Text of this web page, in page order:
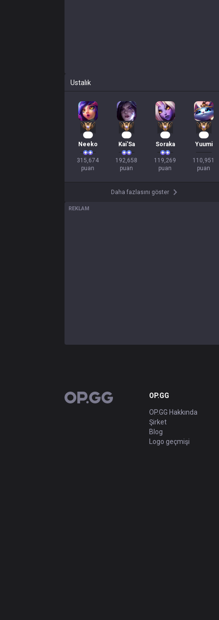
Ustalık
Neeko
315,674
puan
Kai'Sa
192,658
puan
Soraka
119,269
puan
Yuumi
110,951
puan
Daha fazlasını göster
REKLAM
OP.GG OP.GG
OP.GG Hakkında
Şirket
Blog
Logo geçmişi